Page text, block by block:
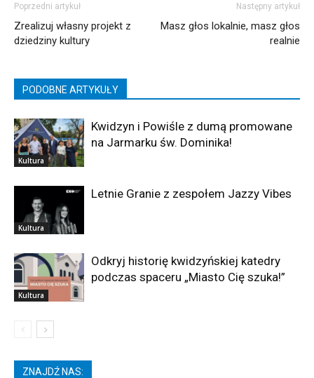
Poprzedni artykuł
Zrealizuj własny projekt z
dziedziny kultury
Następny artykuł
Masz głos lokalnie, masz głos
realnie
PODOBNE ARTYKUŁY
Kultura
Kwidzyn i Powiśle z dumą promowane
na Jarmarku św. Dominika!
Kultura
Letnie Granie z zespołem Jazzy Vibes
Kultura
Odkryj historię kwidzyńskiej katedry
podczas spaceru „Miasto Cię szuka!”
ZNAJDŹ NAS: